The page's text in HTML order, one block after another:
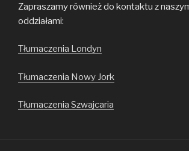
Zapraszamy również do kontaktu z
oddziałami:
Tłumaczenia Londyn
Tłumaczenia Nowy Jork
Tłumaczenia Szwajcaria